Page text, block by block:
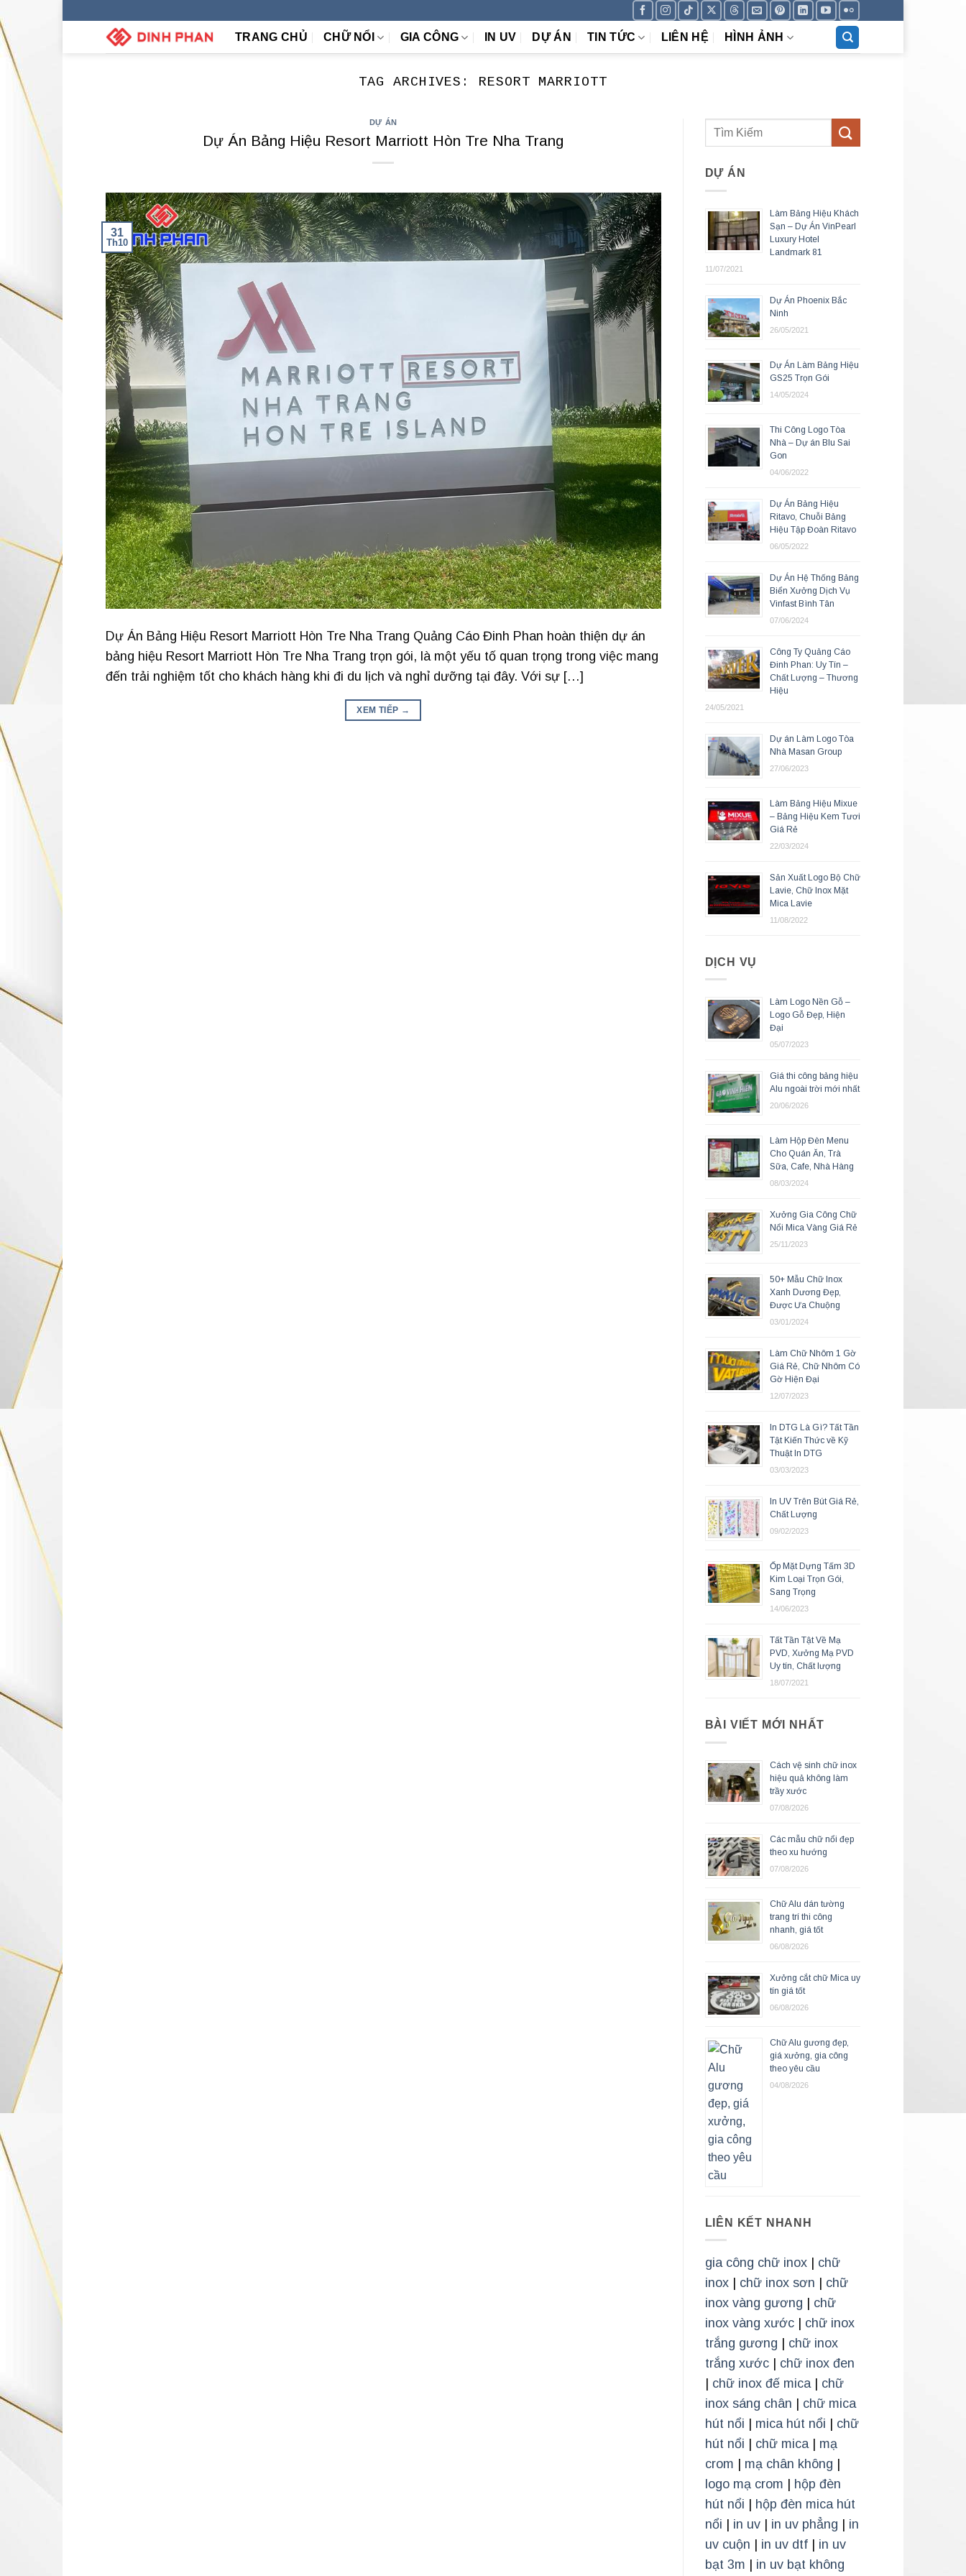
TRANG CHỦ CHỮ NỔI GIA CÔNG IN UV DỰ ÁN TIN TỨC LIÊN HỆ HÌNH ẢNH
TAG ARCHIVES: RESORT MARRIOTT
DỰ ÁN
Dự Án Bảng Hiệu Resort Marriott Hòn Tre Nha Trang
31
Th10
Dự Án Bảng Hiệu Resort Marriott Hòn Tre Nha Trang Quảng Cáo Đinh Phan hoàn thiện dự án
bảng hiệu Resort Marriott Hòn Tre Nha Trang trọn gói, là một yếu tố quan trọng trong việc mang
đến trải nghiệm tốt cho khách hàng khi đi du lịch và nghỉ dưỡng tại đây. Với sự […]
XEM TIẾP →
DỰ ÁN
Làm Bảng Hiệu Khách
Sạn – Dự Án VinPearl
Luxury Hotel
Landmark 81
11/07/2021
Dự Án Phoenix Bắc
Ninh
26/05/2021
Dự Án Làm Bảng Hiệu
GS25 Trọn Gói
14/05/2024
Thi Công Logo Tòa
Nhà – Dự án Blu Sai
Gon
04/06/2022
Dự Án Bảng Hiệu
Ritavo, Chuỗi Bảng
Hiệu Tập Đoàn Ritavo
06/05/2022
Dự Án Hệ Thống Bảng
Biển Xưởng Dịch Vụ
Vinfast Bình Tân
07/06/2024
Công Ty Quảng Cáo
Đinh Phan: Uy Tín –
Chất Lượng – Thương
Hiệu
24/05/2021
Dự án Làm Logo Tòa
Nhà Masan Group
27/06/2023
Làm Bảng Hiệu Mixue
– Bảng Hiệu Kem Tươi
Giá Rẻ
22/03/2024
Sản Xuất Logo Bộ Chữ
Lavie, Chữ Inox Mặt
Mica Lavie
11/08/2022
DỊCH VỤ
Làm Logo Nền Gỗ –
Logo Gỗ Đẹp, Hiện
Đại
05/07/2023
Giá thi công bảng hiệu
Alu ngoài trời mới nhất
20/06/2026
Làm Hộp Đèn Menu
Cho Quán Ăn, Trà
Sữa, Cafe, Nhà Hàng
08/03/2024
Xưởng Gia Công Chữ
Nổi Mica Vàng Giá Rẻ
25/11/2023
50+ Mẫu Chữ Inox
Xanh Dương Đẹp,
Được Ưa Chuộng
03/01/2024
Làm Chữ Nhôm 1 Gờ
Giá Rẻ, Chữ Nhôm Có
Gờ Hiện Đại
12/07/2023
In DTG Là Gì? Tất Tần
Tật Kiến Thức về Kỹ
Thuật In DTG
03/03/2023
In UV Trên Bút Giá Rẻ,
Chất Lượng
09/02/2023
Ốp Mặt Dựng Tấm 3D
Kim Loại Trọn Gói,
Sang Trọng
14/06/2023
Tất Tần Tật Về Mạ
PVD, Xưởng Mạ PVD
Uy tín, Chất lượng
18/07/2021
BÀI VIẾT MỚI NHẤT
Cách vệ sinh chữ inox
hiệu quả không làm
trầy xước
07/08/2026
Các mẫu chữ nổi đẹp
theo xu hướng
07/08/2026
Chữ Alu dán tường
trang trí thi công
nhanh, giá tốt
06/08/2026
Xưởng cắt chữ Mica uy
tín giá tốt
06/08/2026
Chữ Alu gương đẹp,
giá xưởng, gia công
theo yêu cầu
04/08/2026
LIÊN KẾT NHANH
gia công chữ inox| chữ
inox| chữ inox sơn
chữ
inox vàng gương
chữ
inox vàng xước| chữ inox
trắng gương
chữ inox
trắng xước| chữ inox đen
chữ inox đế mica| chữ
inox sáng chân
chữ mica
hút nổi
mica hút nổi
chữ
hút nổi
chữ mica| mạ
crom
mạ chân không
logo mạ crom
hộp đèn
hút nổi
hộp đèn mica hút
nổi
in uv| in uv phẳng
in
uv cuộn
in uv dtf| in uv
bạt 3m
in uv bạt không